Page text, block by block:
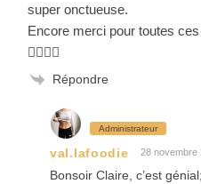
super onctueuse.
Encore merci pour toutes
👍🏼👍🏼
Répondre
Administrateur
val.lafoodie 28 novembre
Bonsoir Claire, c’est